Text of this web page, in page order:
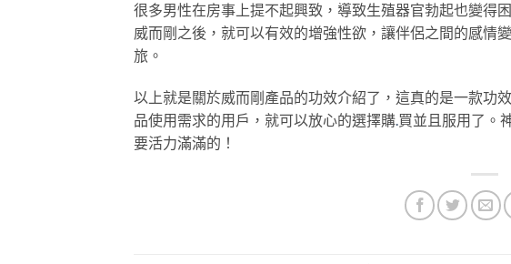
很多男性在房事上提不起興致，導致生殖器官勃起也變得
威而剛之後，就可以有效的增強性欲，讓伴侶之間的感情
旅。
以上就是關於威而剛產品的功效介紹了，這真的是一款功
品使用需求的用戶，就可以放心的選擇購.買並且服用了。
要活力滿滿的！